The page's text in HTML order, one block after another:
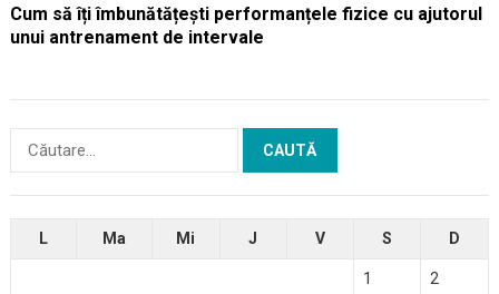
Cum să îți îmbunătățești performanțele fizice cu ajutorul
unui antrenament de intervale
după:
L Ma Mi J V S D
1 2